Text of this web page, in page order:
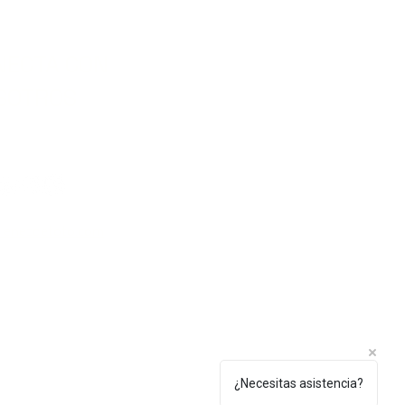
¿Necesitas asistencia?